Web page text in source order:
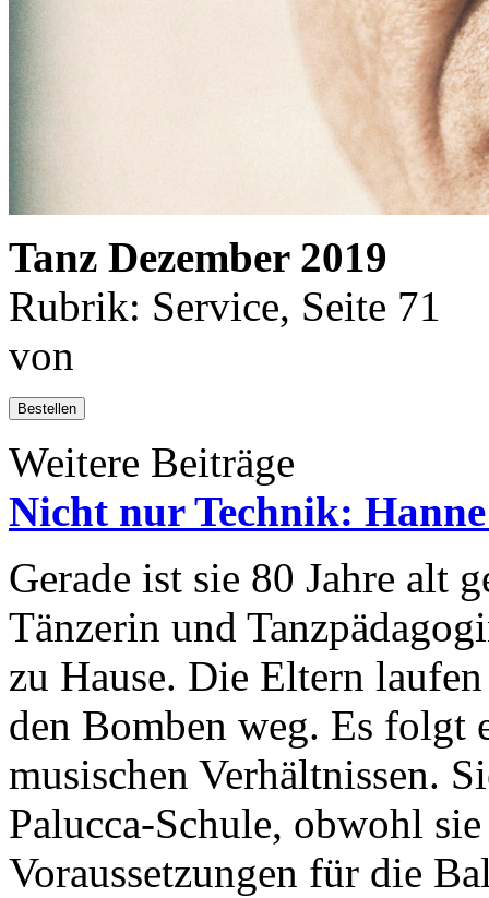
Tanz Dezember 2019
Rubrik: Service, Seite 71
von
Bestellen
Weitere Beiträge
Nicht nur Technik:
Gerade ist sie 80 Jahre alt
Tänzerin und
zu Hause. Die Eltern
den Bomben weg. Es folgt
musischen Verhältnissen.
Palucca-Schule, obwohl
Voraussetzungen für die